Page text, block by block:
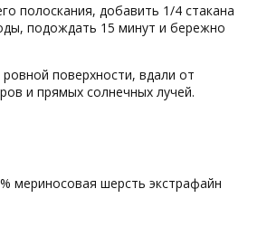
полоскания, добавить 1/4 стакана
подождать 15 минут и бережно
поверхности, вдали от
и прямых солнечных лучей.
мериносовая шерсть экстрафайн